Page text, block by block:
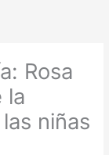
Rosa
la
niñas